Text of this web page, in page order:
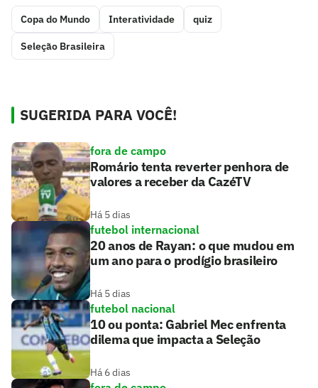
Copa do Mundo Interatividade quiz
Seleção Brasileira
SUGERIDA PARA VOCÊ!
fora de campo
Romário tenta reverter penhora de
valores a receber da CazéTV
Há 5 dias
futebol internacional
20 anos de Rayan: o que mudou em
um ano para o prodígio brasileiro
Há 5 dias
futebol nacional
10 ou ponta: Gabriel Mec enfrenta
dilema que impacta a Seleção
Há 6 dias